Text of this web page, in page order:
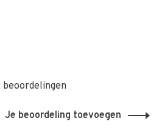
beoordelingen
Je beoordeling toevoegen